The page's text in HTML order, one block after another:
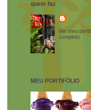
quem faz
Ver meu perfil
completo
MEU PORTIFÓLIO